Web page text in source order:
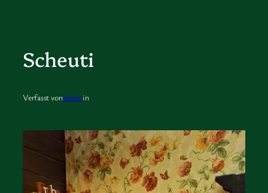
Scheuti
Verfasst vonadminin